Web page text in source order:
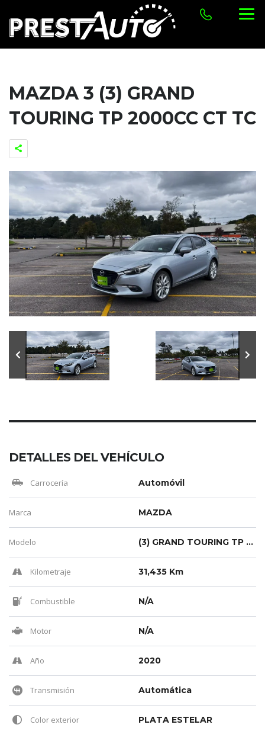
MAZDA 3 (3) GRAND
TOURING TP 2000CC CT TC
DETALLES DEL VEHÍCULO
Carrocería Automóvil
Marca MAZDA
Modelo (3) GRAND TOURING TP 2000CC CT TC
Kilometraje 31,435 Km
Combustible N/A
Motor N/A
Año 2020
Transmisión Automática
Color exterior PLATA ESTELAR